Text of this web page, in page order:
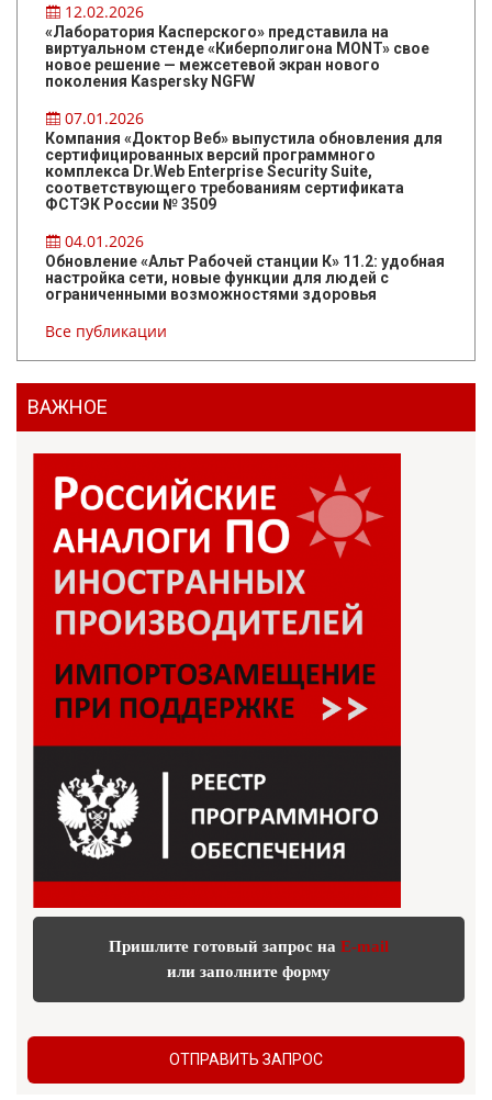
12.02.2026
«Лаборатория Касперского» представила на
виртуальном стенде «Киберполигона MONT» свое
новое решение — межсетевой экран нового
поколения Kaspersky NGFW
07.01.2026
Компания «Доктор Веб» выпустила обновления для
сертифицированных версий программного
комплекса Dr.Web Enterprise Security Suite,
соответствующего требованиям сертификата
ФСТЭК России № 3509
04.01.2026
Обновление «Альт Рабочей станции К» 11.2: удобная
настройка сети, новые функции для людей с
ограниченными возможностями здоровья
Все публикации
ВАЖНОЕ
Пришлите готовый запрос на E-mail
или заполните форму
ОТПРАВИТЬ ЗАПРОС